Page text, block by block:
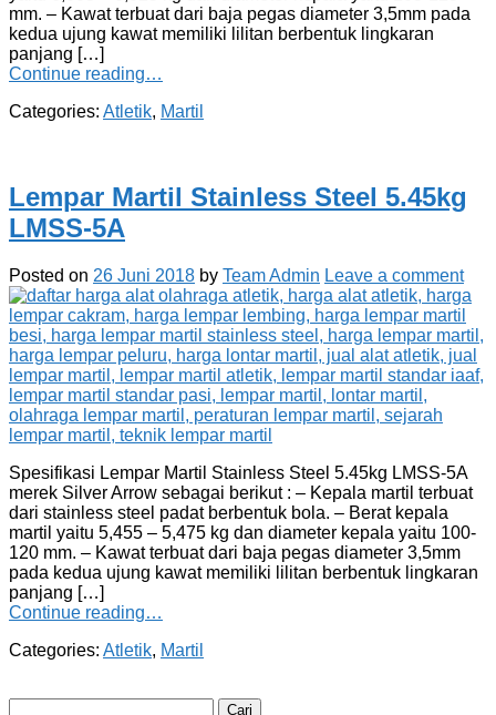
mm. – Kawat terbuat dari baja pegas diameter 3,5mm pada
kedua ujung kawat memiliki lilitan berbentuk lingkaran
panjang […]
Continue reading…
Categories: Atletik, Martil
Lempar Martil Stainless Steel 5.45kg
LMSS-5A
Posted on 26 Juni 2018 by Team Admin Leave a comment
Spesifikasi Lempar Martil Stainless Steel 5.45kg LMSS-5A
merek Silver Arrow sebagai berikut : – Kepala martil terbuat
dari stainless steel padat berbentuk bola. – Berat kepala
martil yaitu 5,455 – 5,475 kg dan diameter kepala yaitu 100-
120 mm. – Kawat terbuat dari baja pegas diameter 3,5mm
pada kedua ujung kawat memiliki lilitan berbentuk lingkaran
panjang […]
Continue reading…
Categories: Atletik, Martil